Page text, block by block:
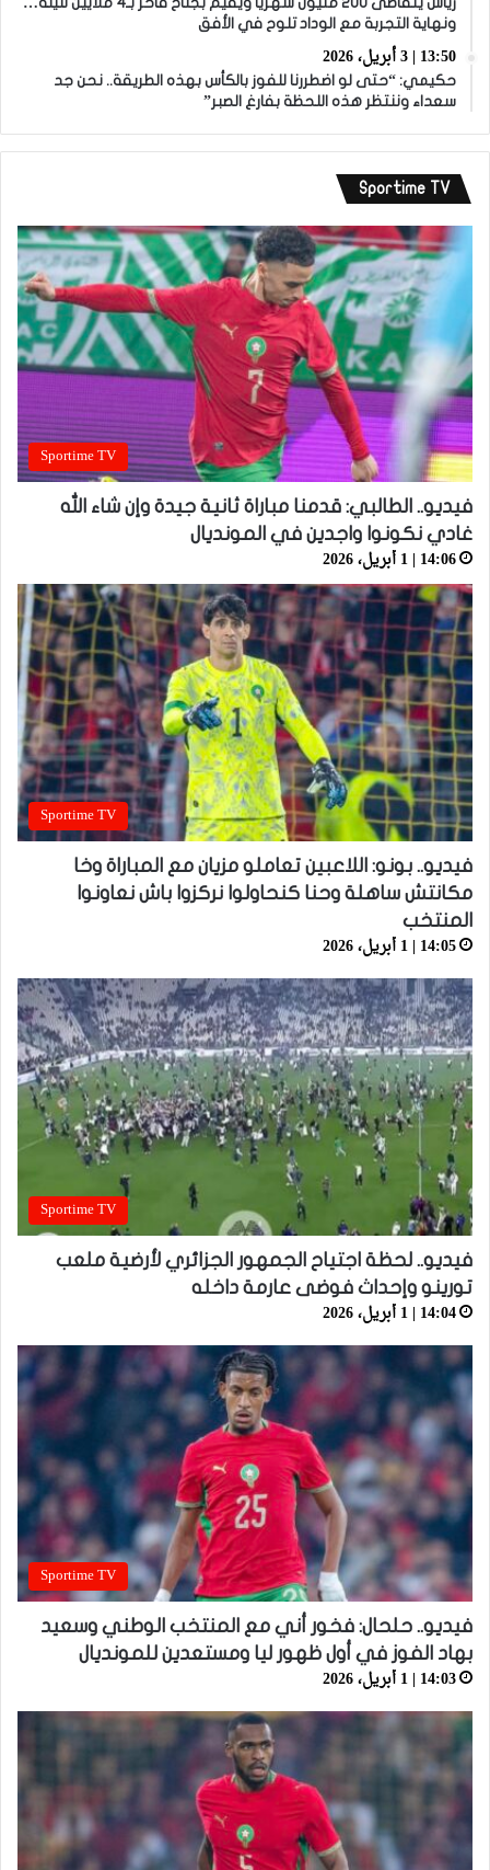
ونهاية التجربة مع الوداد تلوح في الأفق
13:50 | 3 أبريل، 2026
حكيمي: “حتى لو اضطررنا للفوز بالكأس بهذه الطريقة.. نحن جد
سعداء وننتظر هذه اللحظة بفارغ الصبر”
Sportime TV
Sportime TV
فيديو.. الطالبي: قدمنا مباراة ثانية جيدة وإن شاء الله
غادي نكونوا واجدين في المونديال
14:06 | 1 أبريل، 2026
Sportime TV
فيديو.. بونو: اللاعبين تعاملو مزيان مع المباراة وخا
مكانتش ساهلة وحنا كنحاولوا نركزوا باش نعاونوا
المنتخب
14:05 | 1 أبريل، 2026
Sportime TV
فيديو.. لحظة اجتياح الجمهور الجزائري لأرضية ملعب
تورينو وإحداث فوضى عارمة داخله
14:04 | 1 أبريل، 2026
Sportime TV
فيديو.. حلحال: فخور أني مع المنتخب الوطني وسعيد
بهاد الفوز في أول ظهور ليا ومستعدين للمونديال
14:03 | 1 أبريل، 2026